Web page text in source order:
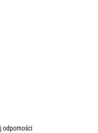
odporności